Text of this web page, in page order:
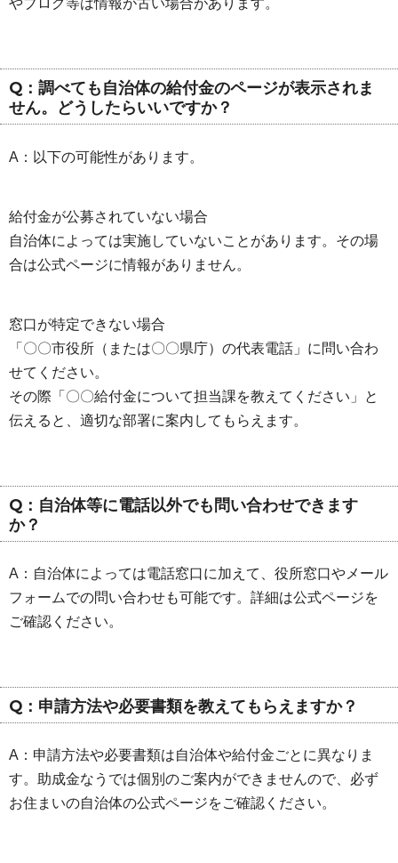
やブログ等は情報が古い場合があります。
Q：調べても自治体の給付金のページが表示されま
せん。どうしたらいいですか？
A：以下の可能性があります。
給付金が公募されていない場合
自治体によっては実施していないことがあります。その場
合は公式ページに情報がありません。
窓口が特定できない場合
「〇〇市役所（または〇〇県庁）の代表電話」に問い合わ
せてください。
その際「〇〇給付金について担当課を教えてください」と
伝えると、適切な部署に案内してもらえます。
Q：自治体等に電話以外でも問い合わせできます
か？
A：自治体によっては電話窓口に加えて、役所窓口やメール
フォームでの問い合わせも可能です。詳細は公式ページを
ご確認ください。
Q：申請方法や必要書類を教えてもらえますか？
A：申請方法や必要書類は自治体や給付金ごとに異なりま
す。助成金なうでは個別のご案内ができませんので、必ず
お住まいの自治体の公式ページをご確認ください。